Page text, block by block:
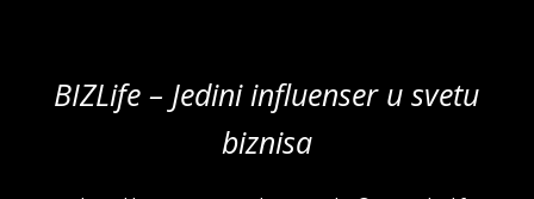
BIZLife – Jedini influenser u svetu
biznisa